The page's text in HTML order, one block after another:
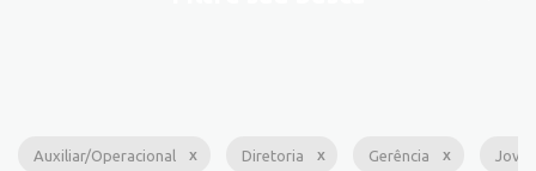
Auxiliar/Operacional Diretoria Gerência